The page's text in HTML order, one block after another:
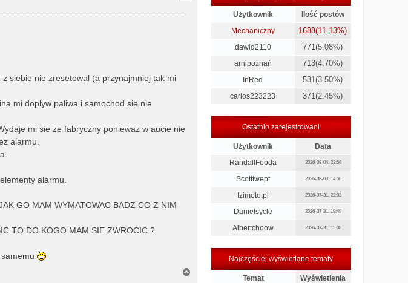
siebie nie zresetowal (a przynajmniej tak mi
mi doplyw paliwa i samochod sie nie
mi sie ze fabryczny poniewaz w aucie nie
alarmu.
alarmu.
GO MAM WYMATOWAC BADZ CO Z NIM
TO DO KOGO MAM SIE ZWROCIC ?
Użytkownik
Ilość postów
Mechaniczny
1688(11.13%)
dawid2110 771(5.08%)
arnipoznań 713(4.70%)
InRed 531(3.50%)
carlos223223 371(2.45%)
Ostatnio zarejestrowani
Użytkownik
Data
RandallFooda
2026-08-04, 23:54
Scotttwept 2026-08-03, 14:56
Izimoto.pl 2026-07-31, 22:02
Danielsycle 2026-07-31, 19:49
Albertchoow 2026-07-31, 15:08
Najczęściej wyświetlane tematy
Temat
Wyświetlenia